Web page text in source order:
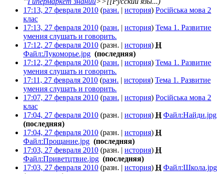
17:13, 27 февраля 2010 (разн. | история) Російська мова 2
клас
17:13, 27 февраля 2010 (разн. | история) Тема 1. Развитие
умения слушать и говорить.
17:12, 27 февраля 2010 (разн. | история) Н
Файл:Лукоморье.jpg (последняя)
17:12, 27 февраля 2010 (разн. | история) Тема 1. Развитие
умения слушать и говорить.
17:11, 27 февраля 2010 (разн. | история) Тема 1. Развитие
умения слушать и говорить.
17:07, 27 февраля 2010 (разн. | история) Російська мова 2
клас
17:04, 27 февраля 2010 (разн. | история) Н Файл:Найди.jpg
(последняя)
17:04, 27 февраля 2010 (разн. | история) Н
Файл:Прощание.jpg (последняя)
17:03, 27 февраля 2010 (разн. | история) Н
Файл:Приветцтвие.jpg (последняя)
17:03, 27 февраля 2010 (разн. | история) Н Файл:Школа.jpg